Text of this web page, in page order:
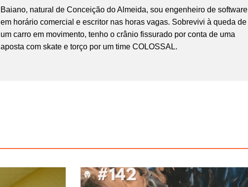
Baiano, natural de Conceição do Almeida, sou engenheiro de software
em horário comercial e escritor nas horas vagas. Sobrevivi à queda de
um carro em movimento, tenho o crânio fissurado por conta de uma
aposta com skate e torço por um time COLOSSAL.